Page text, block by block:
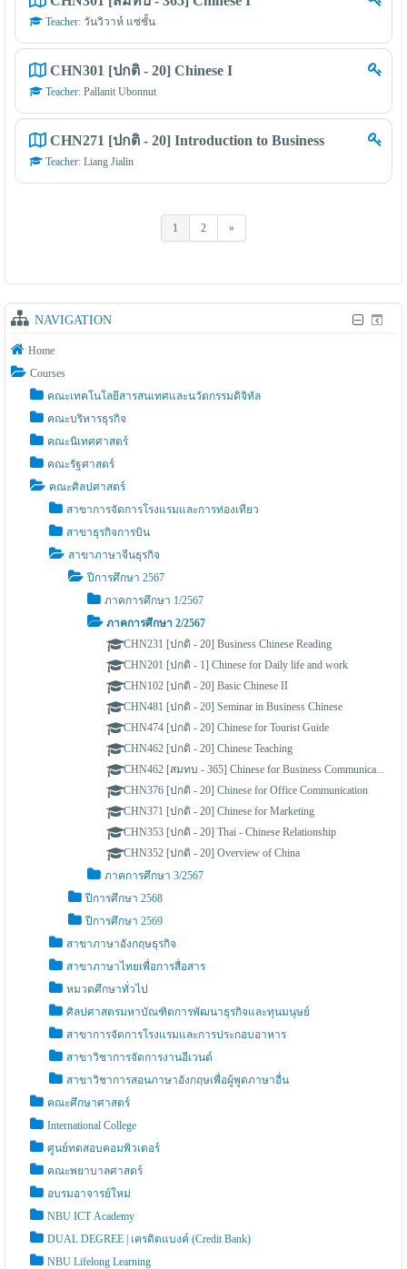
Teacher: วันวิวาห์ แซ่ชั้น
CHN301 [ปกติ - 20] Chinese I
Teacher: Pallanit Ubonnut
CHN271 [ปกติ - 20] Introduction to Business
Teacher: Liang Jialin
1
(current)
2
»
Next
NAVIGATION
Home
Courses
คณะเทคโนโลยีสารสนเทศและนวัตกรรมดิจิทัล
คณะบริหารธุรกิจ
คณะนิเทศศาสตร์
คณะรัฐศาสตร์
คณะศิลปศาสตร์
สาขาการจัดการโรงแรมและการท่องเทียว
สาขาธุรกิจการบิน
สาขาภาษาจีนธุรกิจ
ปีการศึกษา 2567
ภาคการศึกษา 1/2567
ภาคการศึกษา 2/2567
CHN231 [ปกติ - 20] Business Chinese Reading
CHN201 [ปกติ - 1] Chinese for Daily life and work
CHN102 [ปกติ - 20] Basic Chinese II
CHN481 [ปกติ - 20] Seminar in Business Chinese
CHN474 [ปกติ - 20] Chinese for Tourist Guide
CHN462 [ปกติ - 20] Chinese Teaching
CHN462 [สมทบ - 365] Chinese for Business Communica...
CHN376 [ปกติ - 20] Chinese for Office Communication
CHN371 [ปกติ - 20] Chinese for Marketing
CHN353 [ปกติ - 20] Thai - Chinese Relationship
CHN352 [ปกติ - 20] Overview of China
ภาคการศึกษา 3/2567
ปีการศึกษา 2568
ปีการศึกษา 2569
สาขาภาษาอังกฤษธุรกิจ
สาขาภาษาไทยเพื่อการสื่อสาร
หมวดศึกษาทั่วไป
ศิลปศาสตรมหาบัณฑิตการพัฒนาธุรกิจและทุนมนุษย์
สาขาการจัดการโรงแรมและการประกอบอาหาร
สาขาวิชาการจัดการงานอีเวนต์
สาขาวิชาการสอนภาษาอังกฤษเพื่อผู้พูดภาษาอื่น
คณะศึกษาศาสตร์
International College
ศูนย์ทดสอบคอมพิวเตอร์
คณะพยาบาลศาสตร์
อบรมอาจารย์ใหม่
NBU ICT Academy
DUAL DEGREE | เครดิตแบงค์ (Credit Bank)
NBU Lifelong Learning